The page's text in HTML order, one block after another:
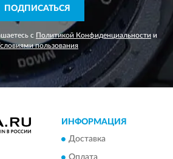
ПОДПИСАТЬСЯ
с Политикой Конфиденциальности и
пользования
ИНФОРМАЦИЯ
Доставка